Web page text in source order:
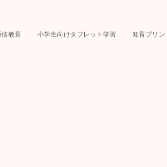
教育 小学生向けタブレット学習 知育プリン